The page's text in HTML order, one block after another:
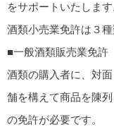
をサポートいたします
酒類小売業免許は３種
■一般酒類販売業免許
酒類の購入者に、対
舗を構えて商品を陳
の免許が必要です。